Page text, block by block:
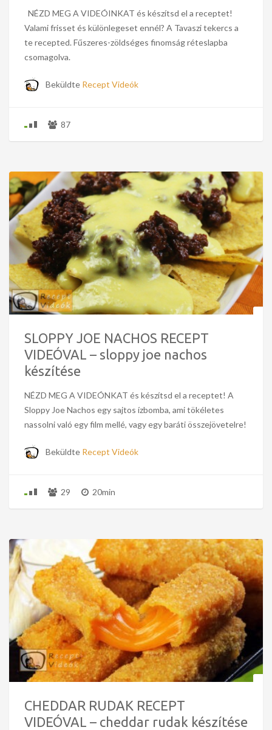
NÉZD MEG A VIDEÓINKAT és készítsd el a receptet!
Valami frisset és különlegeset ennél? A Tavaszi tekercs a
te recepted. Fűszeres-zöldséges finomság réteslapba
csomagolva.
Beküldte Recept Videók
87
SLOPPY JOE NACHOS RECEPT
VIDEÓVAL – sloppy joe nachos
készítése
NÉZD MEG A VIDEÓNKAT és készítsd el a receptet! A
Sloppy Joe Nachos egy sajtos ízbomba, ami tökéletes
nassolni való egy film mellé, vagy egy baráti összejövetelre!
Beküldte Recept Videók
29 20min
CHEDDAR RUDAK RECEPT
VIDEÓVAL – cheddar rudak készítése